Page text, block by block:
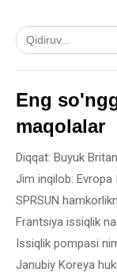
Eng
maqolalar
Issiqlik pompasi